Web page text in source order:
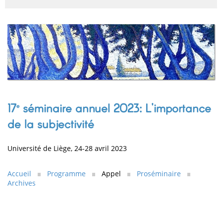
17eséminaire annuel 2023: L'importance
de la subjectivité
Université de Liège, 24-28 avril 2023
Accueil Programme Appel
Proséminaire
Archives